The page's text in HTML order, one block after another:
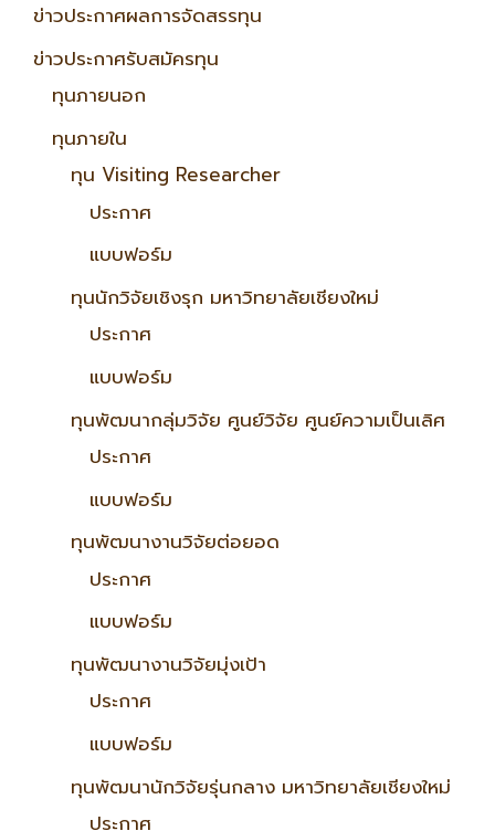
ข่าวประกาศผลการจัดสรรทุน
ข่าวประกาศรับสมัครทุน
ทุนภายนอก
ทุนภายใน
ทุน Visiting Researcher
ประกาศ
แบบฟอร์ม
ทุนนักวิจัยเชิงรุก มหาวิทยาลัยเชียงใหม่
ประกาศ
แบบฟอร์ม
ทุนพัฒนากลุ่มวิจัย ศูนย์วิจัย ศูนย์ความเป็นเลิศ
ประกาศ
แบบฟอร์ม
ทุนพัฒนางานวิจัยต่อยอด
ประกาศ
แบบฟอร์ม
ทุนพัฒนางานวิจัยมุ่งเป้า
ประกาศ
แบบฟอร์ม
ทุนพัฒนานักวิจัยรุ่นกลาง มหาวิทยาลัยเชียงใหม่
ประกาศ